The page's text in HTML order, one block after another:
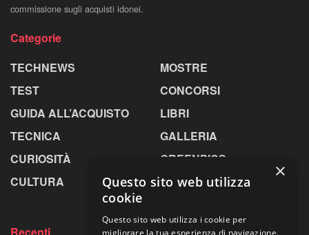
commissione sugli acquisti idonei.
Categorie
TECHNEWS
TEST
GUIDA ALL’ACQUISTO
TECNICA
CURIOSITÀ
CULTURA
MOSTRE
CONCORSI
LIBRI
GALLERIA
GREENPICS
LA RIVISTA
×
Questo sito web utilizza
cookie
Questo sito web utilizza i cookie per
migliorare la tua esperienza di navigazione.